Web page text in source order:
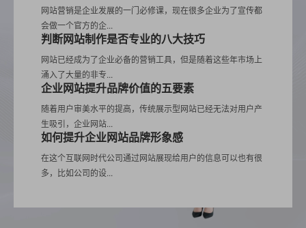
网站营销是企业发展的一门必修课，现在很多企业为了宣传都
会做一个官方的企...
判断网站制作是否专业的八大技巧
网站已经成为了企业必备的营销工具，但是随着这些年市场上
涌入了大量的非专...
企业网站提升品牌价值的五要素
随着用户审美水平的提高，传统展示型网站已经无法对用户产
生吸引，企业网站...
如何提升企业网站品牌形象感
在这个互联网时代公司通过网站展现给用户的信息可以也有很
多，比如公司的设...